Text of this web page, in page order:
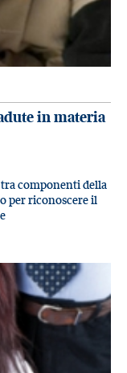
in materia
componenti della
per riconoscere il